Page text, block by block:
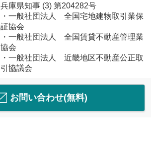
兵庫県知事 (3) 第204282号
・一般社団法人 全国宅地建物取引業保
証協会
・一般社団法人 全国賃貸不動産管理業
協会
・一般社団法人 近畿地区不動産公正取
引協議会
お問い合わせ(無料)